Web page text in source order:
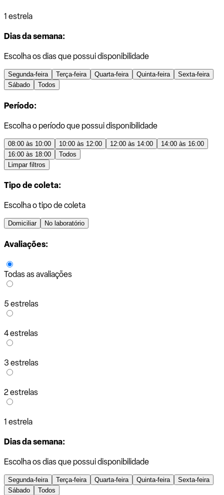
1 estrela
Dias da semana:
Escolha os dias que possui disponibilidade
Segunda-feira Terça-feira Quarta-feira Quinta-feira
Sexta-feira
Sábado
Todos
Período:
Escolha o período que possui disponibilidade
08:00 às 10:00 10:00 às 12:00 12:00 às 14:00
14:00 às 16:00
16:00 às 18:00
Todos
Limpar filtros
Tipo de coleta:
Escolha o tipo de coleta
Domiciliar No laboratório
Avaliações:
Todas as avaliações
5 estrelas
4 estrelas
3 estrelas
2 estrelas
1 estrela
Dias da semana:
Escolha os dias que possui disponibilidade
Segunda-feira Terça-feira Quarta-feira Quinta-feira
Sexta-feira
Sábado
Todos